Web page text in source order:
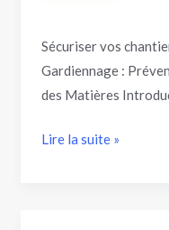
Sécuriser vos
Gardiennage :
des Matières
Lire la suite »